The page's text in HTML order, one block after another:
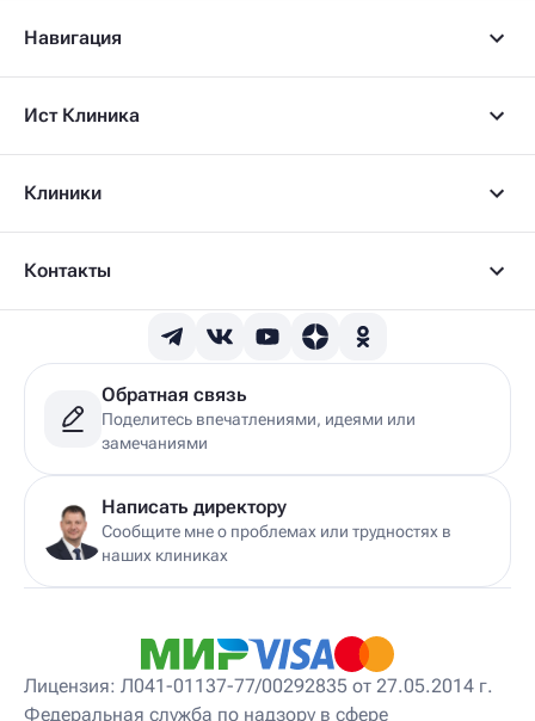
Гирудолог
Дерматовенеролог
Детский вертебролог
Детский врач УЗИ
Детский гепатолог
Детский гинеколог
Детский гинеколог-эндокринолог
Детский гирудотерапевт
Детский дерматовенеролог
Детский дерматолог
Детский диетолог
Детский инструктор ЛФК
Детский кинезиолог
Детский консультирующий врач ЛФК
Детский мануальный терапевт
Детский массажист
Детский невропатолог
Детский нейропсихолог
Детский нутрициолог
Навигация
Ист Клиника
Клиники
Контакты
Обратная связь
Поделитесь впечатлениями, идеями или
замечаниями
Написать директору
Сообщите мне о проблемах или трудностях в
наших клиниках
Лицензия: Л041-01137-77/00292835 от 27.05.2014 г.
Федеральная служба по надзору в сфере